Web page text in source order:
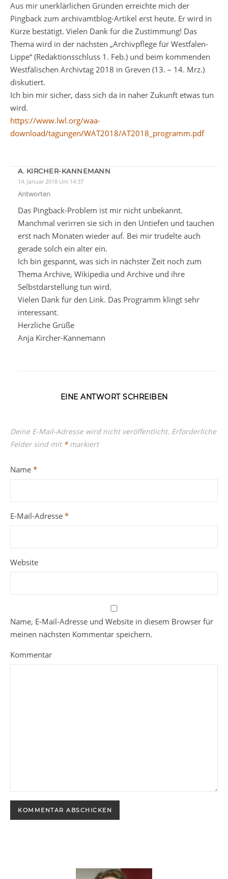
Aus mir unerklärlichen Gründen erreichte mich der
Pingback zum archivamtblog-Artikel erst heute. Er wird in
Kürze bestätigt. Vielen Dank für die Zustimmung! Das
Thema wird in der nächsten „Archivpflege für Westfalen-
Lippe“ (Redaktionsschluss 1. Feb.) und beim kommenden
Westfälischen Archivtag 2018 in Greven (13. – 14. Mrz.)
diskutiert.
Ich bin mir sicher, dass sich da in naher Zukunft etwas tun
wird.
https://www.lwl.org/waa-
download/tagungen/WAT2018/AT2018_programm.pdf
A. KIRCHER-KANNEMANN
14. Januar 2018 Um 14:37
Antworten
Das Pingback-Problem ist mir nicht unbekannt.
Manchmal verirren sie sich in den Untiefen und tauchen
erst nach Monaten wieder auf. Bei mir trudelte auch
gerade solch ein alter ein.
Ich bin gespannt, was sich in nächster Zeit noch zum
Thema Archive, Wikipedia und Archive und ihre
Selbstdarstellung tun wird.
Vielen Dank für den Link. Das Programm klingt sehr
interessant.
Herzliche Grüße
Anja Kircher-Kannemann
EINE ANTWORT SCHREIBEN
Deine E-Mail-Adresse wird nicht veröffentlicht. Erforderliche
Felder sind mit *markiert
Name *
E-Mail-Adresse *
Website
Name, E-Mail-Adresse und Website in diesem Browser für
meinen nächsten Kommentar speichern.
Kommentar